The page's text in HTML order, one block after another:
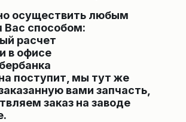
осуществить любым
способом:
расчет
в офисе
поступит, мы тут же
вами запчасть,
заказ на заводе